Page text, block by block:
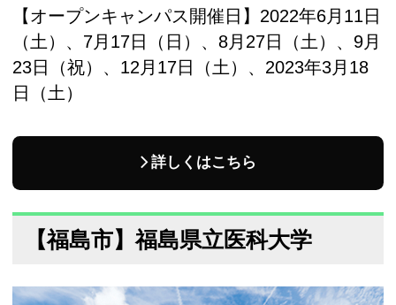
【オープンキャンパス開催日】2022年6月11日
（土）、7月17日（日）、8月27日（土）、9月
23日（祝）、12月17日（土）、2023年3月18
日（土）
詳しくはこちら
【福島市】福島県立医科大学